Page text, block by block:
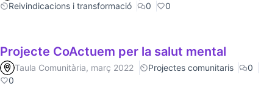
Reivindicacions i transformació
0 0
Projecte CoActuem per la salut mental
Taula Comunitària, març 2022 Projectes comunitaris
0
0